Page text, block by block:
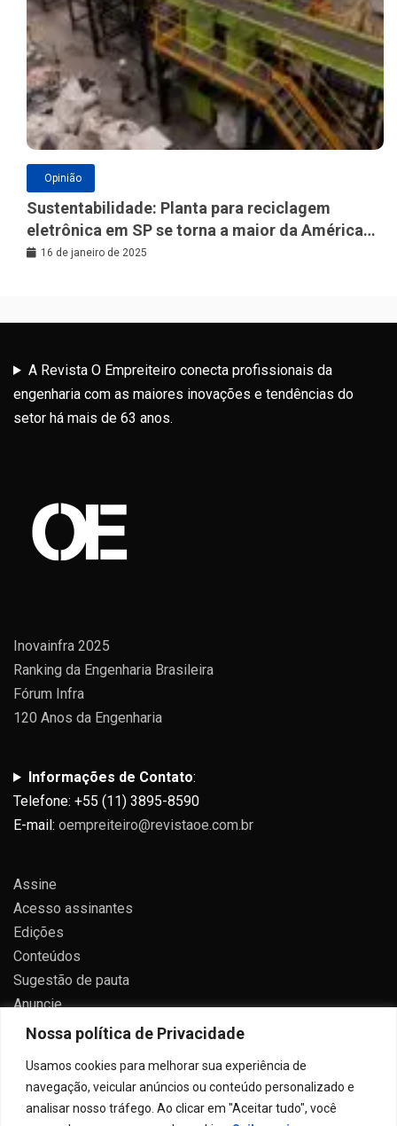
Nossa política de Privacidade
Usamos cookies para melhorar sua experiência de
navegação, veicular anúncios ou conteúdo personalizado e
analisar nosso tráfego. Ao clicar em "Aceitar tudo", você
Opinião
Sustentabilidade: Planta para reciclagem
eletrônica em SP se torna a maior da América
Latina
16 de janeiro de 2025
A Revista O Empreiteiro conecta profissionais da
engenharia com as maiores inovações e tendências do
setor há mais de 63 anos.
Inovainfra 2025
Ranking da Engenharia Brasileira
Fórum Infra
120 Anos da Engenharia
Informações de Contato:
Telefone: +55 (11) 3895-8590
E-mail: oempreiteiro@revistaoe.com.br
Assine
Acesso assinantes
Edições
Conteúdos
Sugestão de pauta
Anuncie
Contato